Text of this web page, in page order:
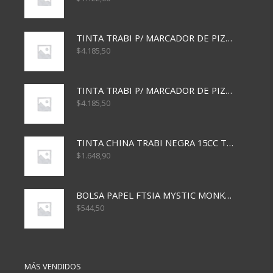
TINTA TRABI P/ MARCADOR DE PIZARRA x30ml AZUL
$4.185,50
TINTA TRABI P/ MARCADOR DE PIZARRA x30ml ROJO
$4.185,50
TINTA CHINA TRABI NEGRA 15CC TR3460
$1.648,90
BOLSA PAPEL FTSIA MYSTIC MONKEY 14/08/20
$544,50
MÁS VENDIDOS